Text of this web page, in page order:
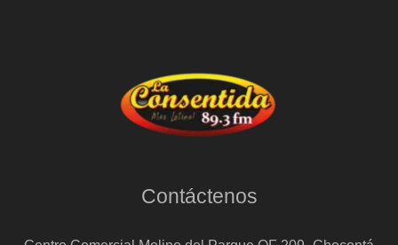
Contáctenos